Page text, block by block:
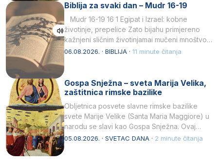
Biblija za svaki dan – Mudr 16-19
Mudr 16-19 16 1 Egipat i Izrael: kobne
životinje, prepelice Zato bijahu primjereno
kažnjeni sličnim životinjamai mučeni mnoštvom
kukaca.2 A narod…
06.08.2026. · BIBLIJA · 11 minute čitanja
Gospa Snježna – sveta Marija Velika,
zaštitnica rimske bazilike
Obljetnica posvete slavne rimske bazilike
svete Marije Velike (Santa Maria Maggiore) u
narodu se slavi kao Gospa Snježna. Ovaj
naziv, Sancta Maria…
05.08.2026. · SVETAC DANA · 2 minute čitanja